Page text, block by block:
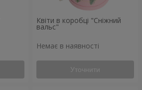
Квіти в коробці "Сніжний
вальс"
Немає в наявності
Уточнити